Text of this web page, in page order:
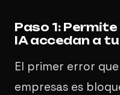
Paso 1:
IA accedan a
El primer error
empresas es